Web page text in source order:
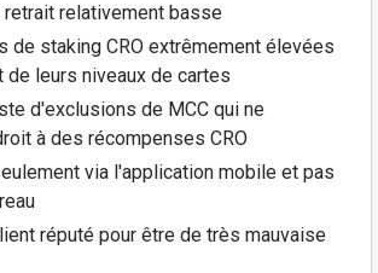
relativement basse
de staking CRO extrêmement élevées
de leurs niveaux de cartes
d'exclusions de MCC qui ne
à des récompenses CRO
via l'application mobile et pas
réputé pour être de très mauvaise